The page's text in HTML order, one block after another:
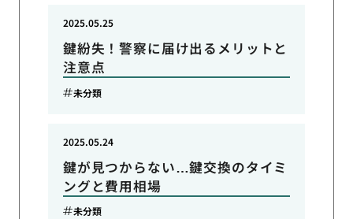
鍵紛失！警察に届け出るメリットと
注意点
2025.05.25
未分類
鍵が見つからない…鍵交換のタイミ
ングと費用相場
2025.05.24
未分類